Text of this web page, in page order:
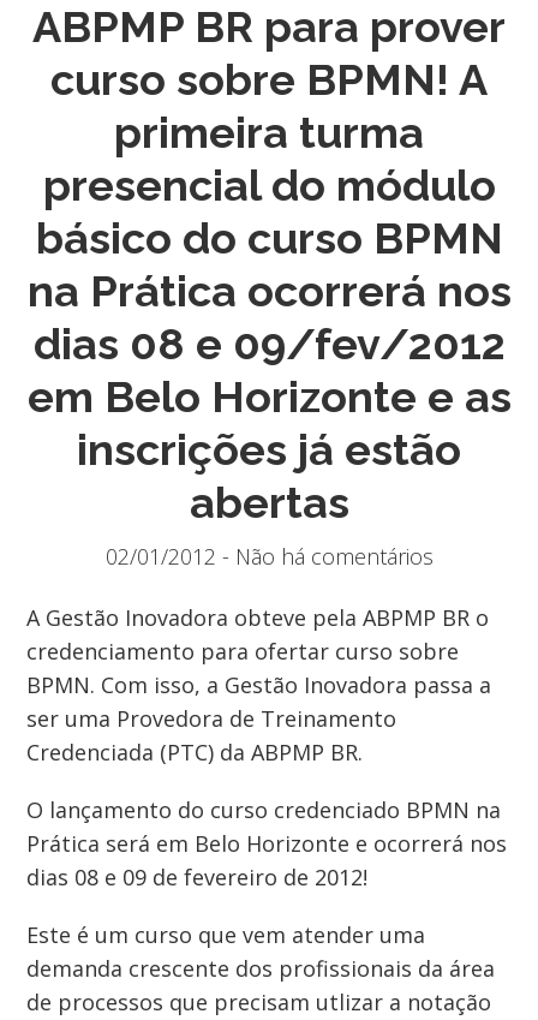
ABPMP BR para prover
curso sobre BPMN! A
primeira turma
presencial do módulo
básico do curso BPMN
na Prática ocorrerá nos
dias 08 e 09/fev/2012
em Belo Horizonte e as
inscrições já estão
abertas
02/01/2012 - Não há comentários
A Gestão Inovadora obteve pela ABPMP BR o
credenciamento para ofertar curso sobre
BPMN. Com isso, a Gestão Inovadora passa a
ser uma Provedora de Treinamento
Credenciada (PTC) da ABPMP BR.
O lançamento do curso credenciado BPMN na
Prática será em Belo Horizonte e ocorrerá nos
dias 08 e 09 de fevereiro de 2012!
Este é um curso que vem atender uma
demanda crescente dos profissionais da área
de processos que precisam utlizar a notação